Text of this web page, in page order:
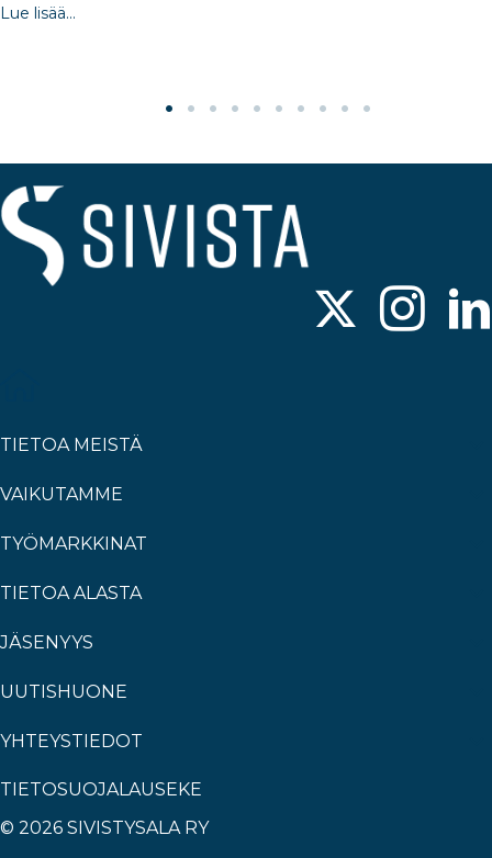
Lue lisää...
TIETOA MEISTÄ
VAIKUTAMME
TYÖMARKKINAT
TIETOA ALASTA
JÄSENYYS
UUTISHUONE
YHTEYSTIEDOT
TIETOSUOJALAUSEKE
© 2026 SIVISTYSALA RY